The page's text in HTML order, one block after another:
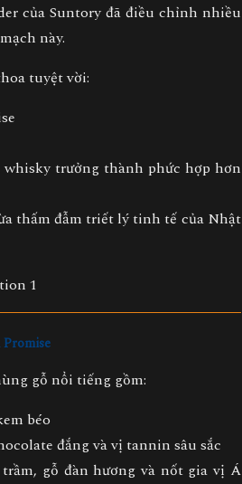
của Suntory đã điều chỉnh nhiều
này.
tuyệt vời:
whisky trưởng thành phức hợp hơn
thấm đẫm triết lý tinh tế của Nhật
gỗ nổi tiếng gồm:
béo
đắng và vị tannin sâu sắc
gỗ đàn hương và nốt gia vị Á